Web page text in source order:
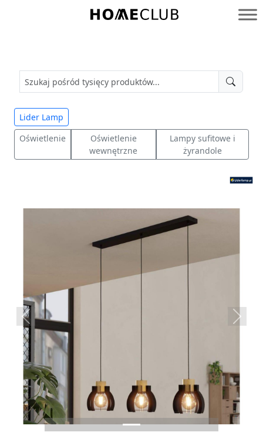
Homeclub
Lider Lamp
Oświetlenie
Oświetlenie
wewnętrzne
Lampy sufitowe i
żyrandole
Previous Next